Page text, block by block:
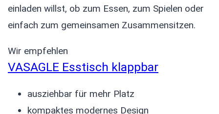
einladen willst, ob zum Essen, zum Spielen oder
einfach zum gemeinsamen Zusammensitzen.
Wir empfehlen
VASAGLE Esstisch klappbar
ausziehbar für mehr Platz
kompaktes modernes Design